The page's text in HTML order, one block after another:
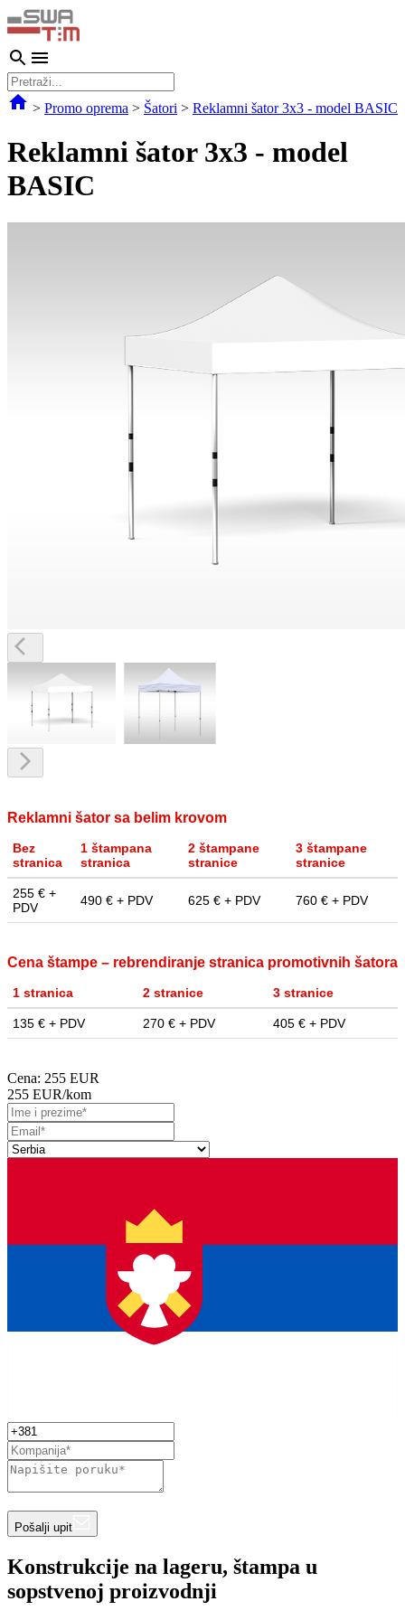
> Promo oprema > Šatori > Reklamni šator 3x3 - model BASIC
Reklamni šator 3x3 - model
BASIC
Reklamni šator sa belim krovom
Bez
stranica
1 štampana
stranica
2 štampane
stranice
3 štampane
stranice
255 € +
PDV
490 € + PDV 625 € + PDV 760 € + PDV
Cena štampe – rebrendiranje stranica promotivnih šatora
1 stranica 2 stranice 3 stranice
135 € + PDV 270 € + PDV 405 € + PDV
Cena: 255 EUR
255 EUR/kom
Pošalji upit
Konstrukcije na lageru, štampa u
sopstvenoj proizvodnji